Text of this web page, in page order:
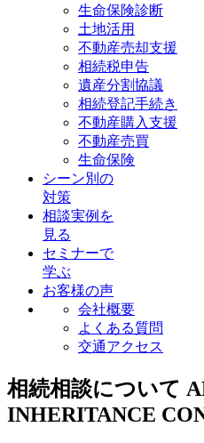
生命保険診断
土地活用
不動産売却支援
相続税申告
遺産分割協議
相続登記手続き
不動産購入支援
不動産売買
生命保険
シーン別の
対策
相談実例を
見る
セミナーで
学ぶ
お客様の声
会社概要
よくある質問
交通アクセス
相続相談について
INHERITANCE